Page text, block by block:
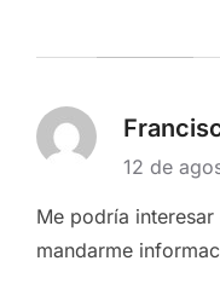
12 de
Me podría
mandarme